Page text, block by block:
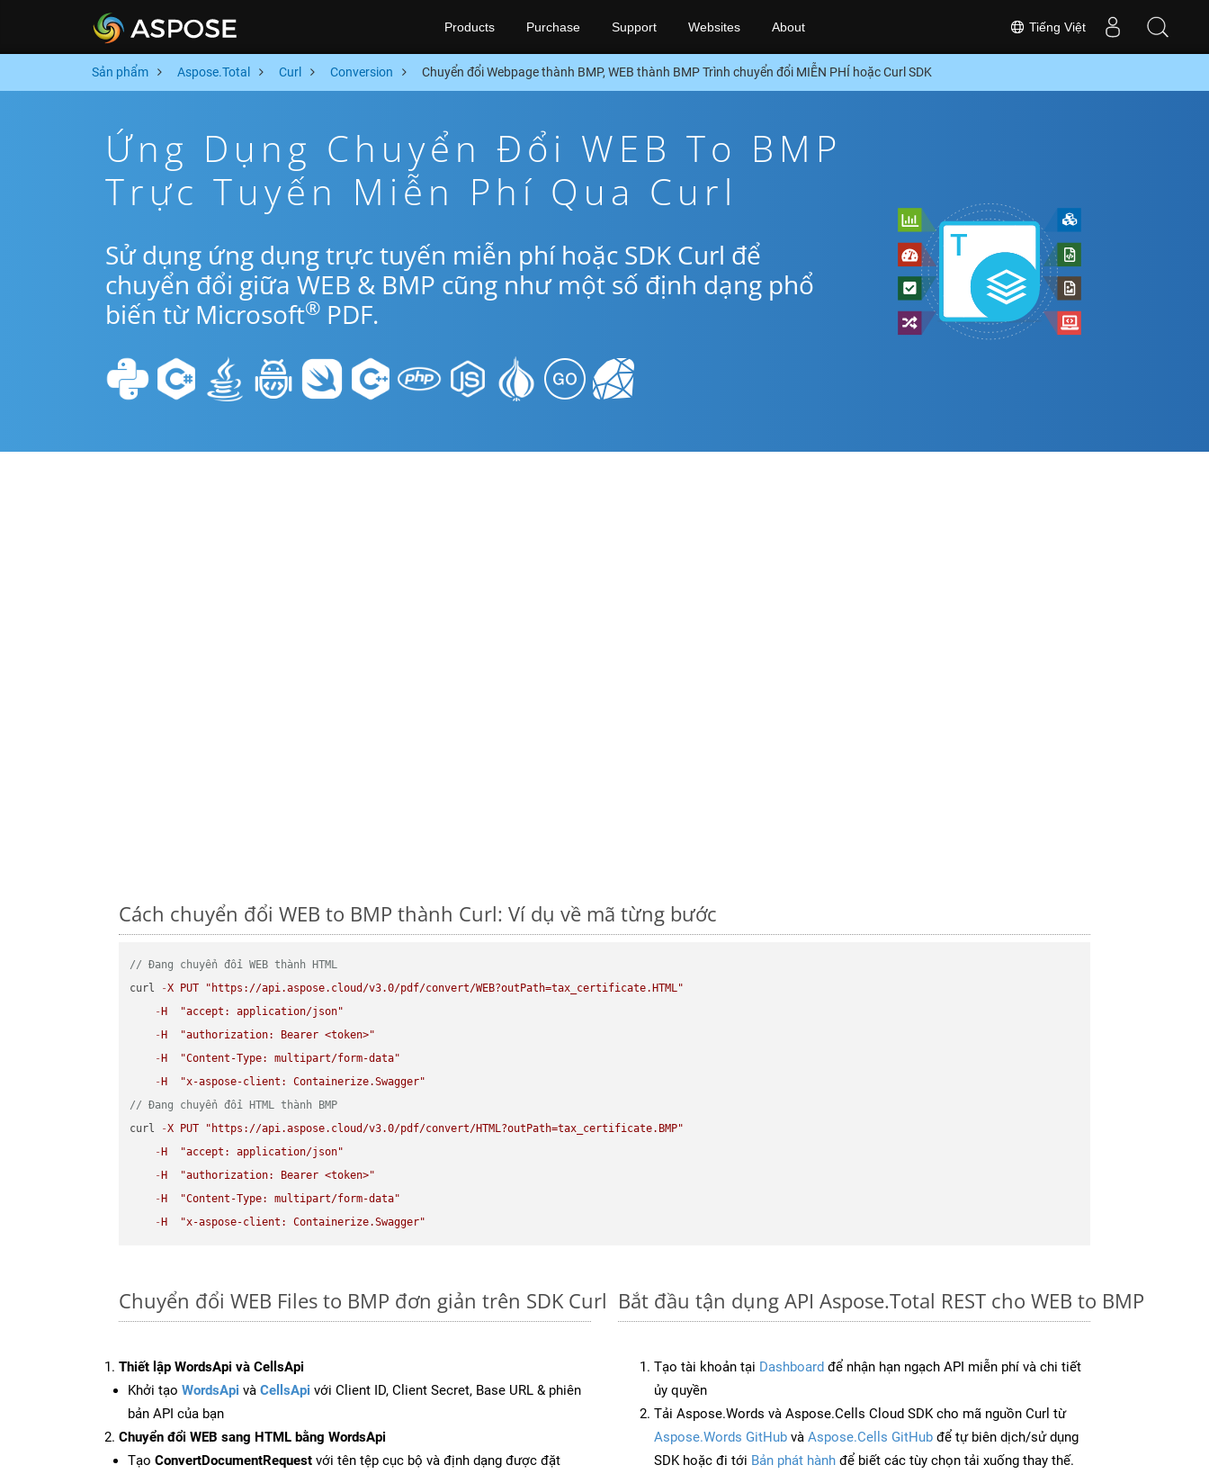
Tiếng Việt
Products Purchase Support Websites About
Sản phẩm Aspose.Total Curl Conversion Chuyển đổi Webpage thành BMP, WEB thành BMP Trình chuyển đổi MIỄN PHÍ hoặc Curl SDK
Ứng Dụng Chuyển Đổi WEB To BMP
Trực Tuyến Miễn Phí Qua Curl
Sử dụng ứng dụng trực tuyến miễn phí hoặc SDK Curl để
chuyển đổi giữa WEB & BMP cũng như một số định dạng phổ
biến từ Microsoft® PDF.
Cách chuyển đổi WEB to BMP thành Curl: Ví dụ về mã từng bước
// Đang chuyển đổi WEB thành HTML
curl
-X PUT
"https://api.aspose.cloud/v3.0/pdf/convert/WEB?outPath=tax_certificate.HTML"
- H
"accept: application/json"
- H
"authorization: Bearer <token>"
- H
"Content-Type: multipart/form-data"
- H
"x-aspose-client: Containerize.Swagger"
// Đang chuyển đổi HTML thành BMP
curl
-X PUT
"https://api.aspose.cloud/v3.0/pdf/convert/HTML?outPath=tax_certificate.BMP"
- H
"accept: application/json"
- H
"authorization: Bearer <token>"
- H
"Content-Type: multipart/form-data"
- H "x-aspose-client: Containerize.Swagger"
Chuyển đổi WEB Files to BMP đơn giản trên SDK Curl
Thiết lập WordsApi và CellsApi
Khởi tạo WordsApi và CellsApi với Client ID, Client Secret, Base URL & phiên
bản API của bạn
Chuyển đổi WEB sang HTML bằng WordsApi
Tạo ConvertDocumentRequest với tên tệp cục bộ và định dạng được đặt
Bắt đầu tận dụng API Aspose.Total REST cho WEB to BMP
Tạo tài khoản tại Dashboard để nhận hạn ngạch API miễn phí và chi tiết
ủy quyền
Tải Aspose.Words và Aspose.Cells Cloud SDK cho mã nguồn Curl từ
Aspose.Words GitHub và Aspose.Cells GitHub để tự biên dịch/sử dụng
SDK hoặc đi tới Bản phát hành để biết các tùy chọn tải xuống thay thế.